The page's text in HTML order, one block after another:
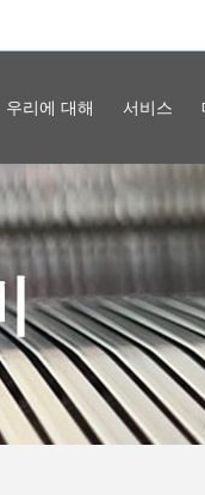
우리에 대해 서비스